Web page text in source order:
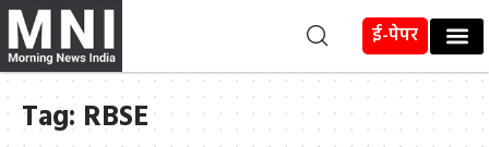
ई-पेपर
Tag: RBSE